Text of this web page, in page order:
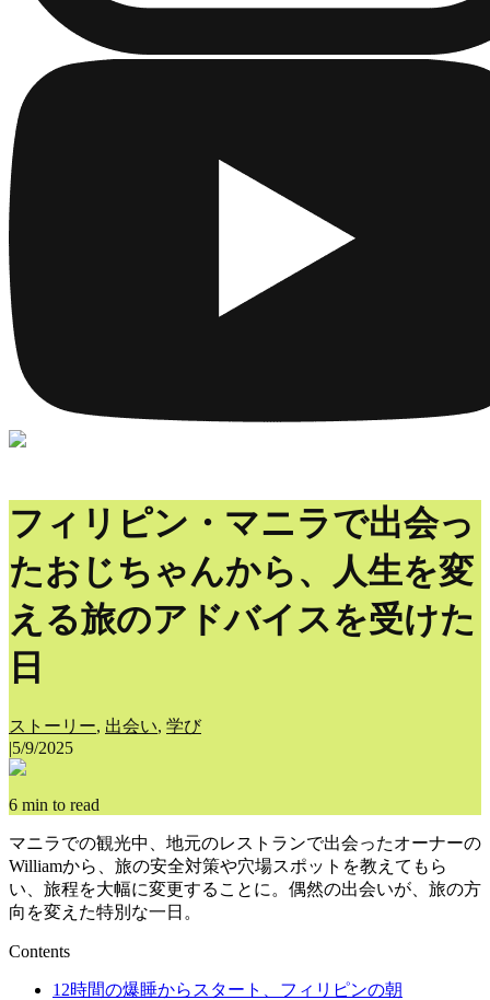
フィリピン・マニラで出会っ
たおじちゃんから、人生を変
える旅のアドバイスを受けた
日
ストーリー, 出会い, 学び
|5/9/2025
6 min to read
マニラでの観光中、地元のレストランで出会ったオーナーの
Williamから、旅の安全対策や穴場スポットを教えてもら
い、旅程を大幅に変更することに。偶然の出会いが、旅の方
向を変えた特別な一日。
Contents
12時間の爆睡からスタート、フィリピンの朝